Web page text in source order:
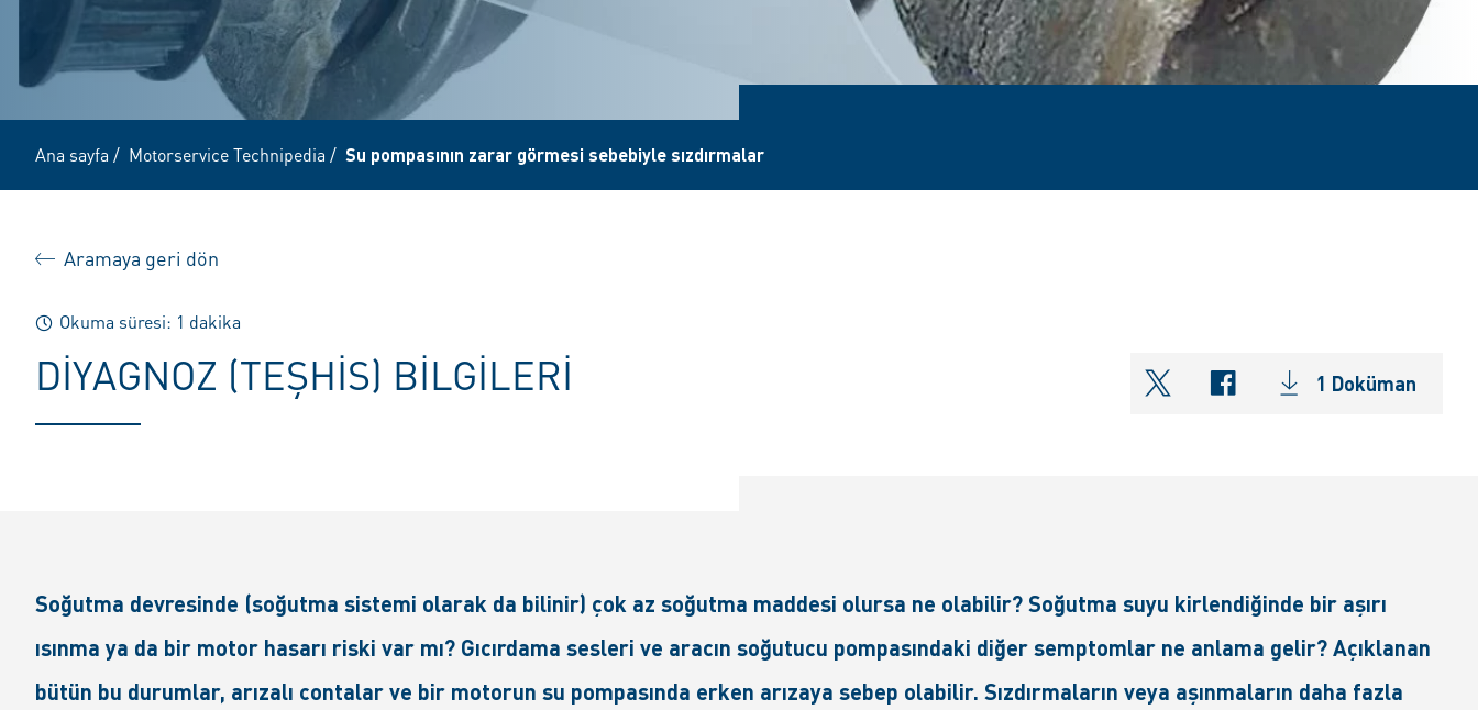
Ana sayfa / Motorservice Technipedia / Su pompasının zarar görmesi sebebiyle sızdırmalar
Aramaya geri dön
Okuma süresi: 1 dakika
DIYAGNOZ (TEŞHIS) BILGILERI shareOntwitter
shareOnfacebook
1 Doküman
Soğutma devresinde (soğutma sistemi olarak da bilinir) çok az soğutma maddesi olursa ne olabilir? Soğutma suyu kirlendiğinde bir aşırı
ısınma ya da bir motor hasarı riski var mı? Gıcırdama sesleri ve aracın soğutucu pompasındaki diğer semptomlar ne anlama gelir? Açıklanan
bütün bu durumlar, arızalı contalar ve bir motorun su pompasında erken arızaya sebep olabilir. Sızdırmaların veya aşınmaların daha fazla